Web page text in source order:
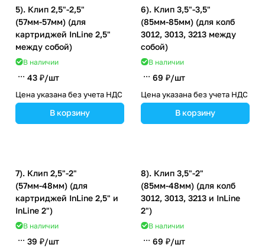
5). Клип 2,5"-2,5"
(57мм-57мм) (для
картриджей InLine 2,5"
между собой)
В наличии
43 ₽/шт
Цена указана без учета НДС
В корзину
6). Клип 3,5"-3,5"
(85мм-85мм) (для колб
3012, 3013, 3213 между
собой)
В наличии
69 ₽/шт
Цена указана без учета НДС
В корзину
7). Клип 2,5"-2"
(57мм-48мм) (для
картриджей InLine 2,5" и
InLine 2")
В наличии
39 ₽/шт
8). Клип 3,5"-2"
(85мм-48мм) (для колб
3012, 3013, 3213 и InLine
2")
В наличии
69 ₽/шт